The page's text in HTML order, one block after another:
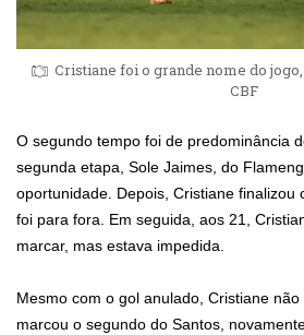
Cristiane foi o grande nome do
CBF
O segundo tempo foi de predominância
segunda etapa, Sole Jaimes, do
oportunidade. Depois, Cristiane finalizou
foi para fora. Em seguida, aos 21,
marcar, mas estava impedida.
Mesmo com o gol anulado, Cristiane não
marcou o segundo do Santos,